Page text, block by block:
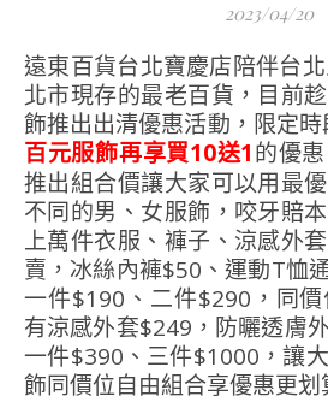
2023/04/20
遠東百貨台北寶慶店陪伴台北人走過50年，是台
北市現存的最老百貨，目前
飾推出出清優惠活動，限定
百元服飾再享買10送1的優惠
推出組合價讓大家可以用最
不同的男、女服飾，咬牙賠
上萬件衣服、褲子、涼感外
賣，冰絲內褲$50、運動T恤
一件$190、二件$290，同
有涼感外套$249，防曬透膚
一件$390、三件$1000，讓
飾同價位自由組合享優惠更划